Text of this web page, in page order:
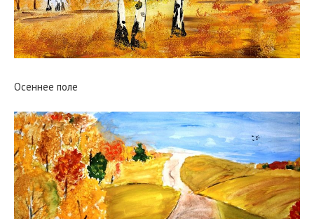
Осеннее поле